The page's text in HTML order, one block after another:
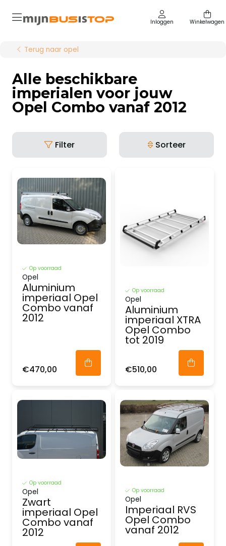
Inloggen Winkelwagen
Terug naar opel
Alle beschikbare
imperialen voor jouw
Opel Combo vanaf 2012
Filter Sorteer
Op voorraad
Opel
Aluminium
imperiaal Opel
Combo vanaf
2012
€470,00
Op voorraad
Opel
Aluminium
imperiaal XTRA
Opel Combo
tot 2019
€510,00
Op voorraad
Opel
Zwart
imperiaal Opel
Combo vanaf
2012
Op voorraad
Opel
Imperiaal RVS
Opel Combo
vanaf 2012